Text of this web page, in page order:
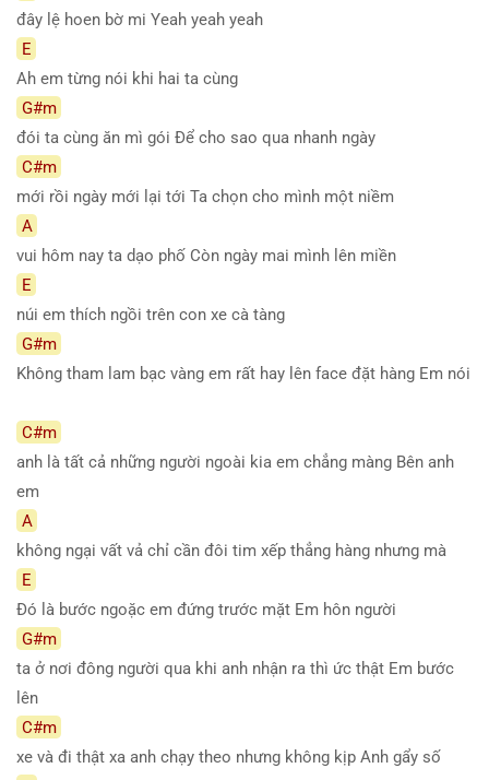
đây lệ hoen bờ mi Yeah yeah yeah
E
Ah em từng nói khi hai ta cùng
G#m
đói ta cùng ăn mì gói Để cho sao qua nhanh ngày
C#m
mới rồi ngày mới lại tới Ta chọn cho mình một niềm
A
vui hôm nay ta dạo phố Còn ngày mai mình lên miền
E
núi em thích ngồi trên con xe cà tàng
G#m
Không tham lam bạc vàng em rất hay lên face đặt hàng Em nói
C#m
anh là tất cả những người ngoài kia em chẳng màng Bên anh
em
A
không ngại vất vả chỉ cần đôi tim xếp thẳng hàng nhưng mà
E
Đó là bước ngoặc em đứng trước mặt Em hôn người
G#m
ta ở nơi đông người qua khi anh nhận ra thì ức thật Em bước
lên
C#m
xe và đi thật xa anh chạy theo nhưng không kịp Anh gẩy số